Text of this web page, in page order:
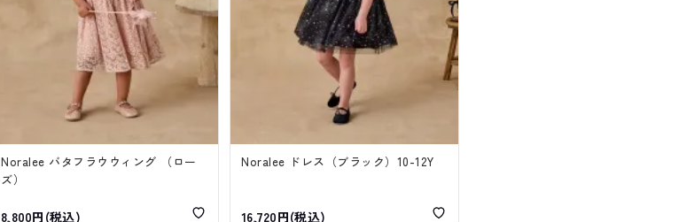
Noralee バタフラウウィング （ロー
ズ）
8,800円(税込)
Noralee ドレス（ブラック）10-12Y
16,720円(税込)